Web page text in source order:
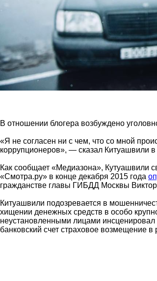
В отношении блогера возбуждено
«Я не согласен ни с чем, что со мной
коррупционеров», — сказал Китуашвили в
Как сообщает «Медиазона», Кутуашвили
«Смотра.ру» в конце декабря 2015 года
гражданстве главы ГИБДД Москвы
Китуашвили подозревается в
хищении денежных средств в особо
неустановленными лицами
банковский счет страховое возмещение